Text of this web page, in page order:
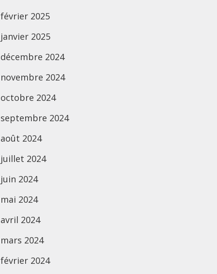
février 2025
janvier 2025
décembre 2024
novembre 2024
octobre 2024
septembre 2024
août 2024
juillet 2024
juin 2024
mai 2024
avril 2024
mars 2024
février 2024